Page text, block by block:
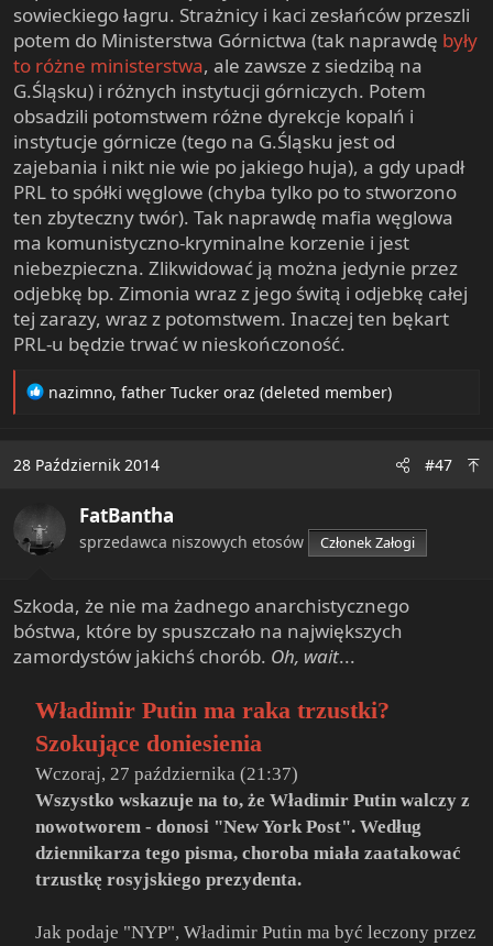
sowieckiego łagru. Strażnicy i kaci zesłańców przeszli
potem do Ministerstwa Górnictwa (tak naprawdę były
to różne ministerstwa, ale zawsze z siedzibą na
G.Śląsku) i różnych instytucji górniczych. Potem
obsadzili potomstwem różne dyrekcje kopalń i
instytucje górnicze (tego na G.Śląsku jest od
zajebania i nikt nie wie po jakiego huja), a gdy upadł
PRL to spółki węglowe (chyba tylko po to stworzono
ten zbyteczny twór). Tak naprawdę mafia węglowa
ma komunistyczno-kryminalne korzenie i jest
niebezpieczna. Zlikwidować ją można jedynie przez
odjebkę bp. Zimonia wraz z jego świtą i odjebkę całej
tej zarazy, wraz z potomstwem. Inaczej ten bękart
PRL-u będzie trwać w nieskończoność.
R
t
o
n
s
nazimno, father Tucker oraz (deleted member)
28 Październik 2014 #47
FatBantha
sprzedawca niszowych etosów Członek Załogi
Szkoda, że nie ma żadnego anarchistycznego
bóstwa, które by spuszczało na największych
zamordystów jakichś chorób. Oh, wait...
Władimir Putin ma raka trzustki?
Szokujące doniesienia
Wczoraj, 27 października (21:37)
Wszystko wskazuje na to, że Władimir Putin walczy z
nowotworem - donosi "New York Post". Według
dziennikarza tego pisma, choroba miała zaatakować
trzustkę rosyjskiego prezydenta.
Jak podaje "NYP", Władimir Putin ma być leczony przez